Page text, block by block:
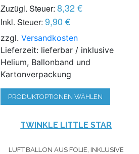
Zuzügl. Steuer: 8,32 €
Inkl. Steuer: 9,90 €
zzgl.Versandkosten
Lieferzeit: lieferbar / inklusive
Helium, Ballonband und
Kartonverpackung
PRODUKTOPTIONEN WÄHLEN
TWINKLE LITTLE STAR
LUFTBALLON AUS FOLIE, INKLUSIVE